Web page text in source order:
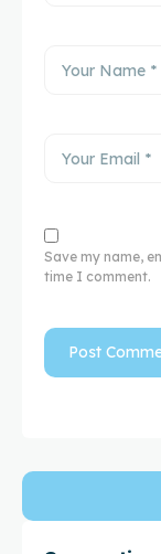
Save my name,
time I comment.